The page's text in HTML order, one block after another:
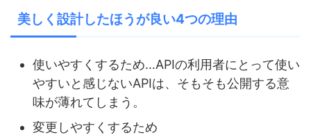
美しく設計したほうが良い4つの理由
使いやすくするため…APIの利用者にとって使い
やすいと感じないAPIは、そもそも公開する意
味が薄れてしまう。
変更しやすくするため